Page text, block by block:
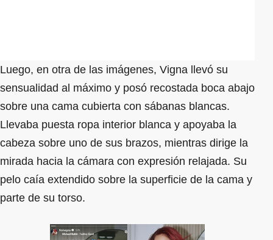
Luego, en otra de las imágenes, Vigna llevó su
sensualidad al máximo y posó recostada boca abajo
sobre una cama cubierta con sábanas blancas.
Llevaba puesta ropa interior blanca y apoyaba la
cabeza sobre uno de sus brazos, mientras dirige la
mirada hacia la cámara con expresión relajada. Su
pelo caía extendido sobre la superficie de la cama y
parte de su torso.